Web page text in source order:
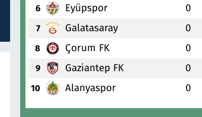
6 Eyüpspor 0
7 Galatasaray 0
8 Çorum FK 0
9 Gaziantep FK 0
10 Alanyaspor 0